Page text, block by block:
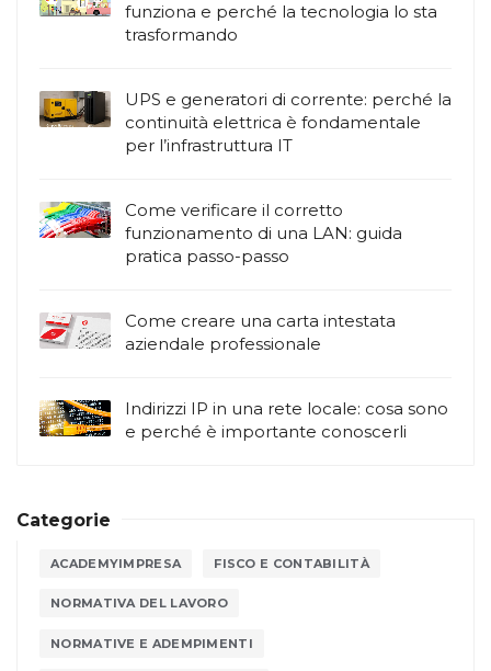
funziona e perché la tecnologia lo sta
trasformando
UPS e generatori di corrente: perché la
continuità elettrica è fondamentale
per l’infrastruttura IT
Come verificare il corretto
funzionamento di una LAN: guida
pratica passo-passo
Come creare una carta intestata
aziendale professionale
Indirizzi IP in una rete locale: cosa sono
e perché è importante conoscerli
Categorie
ACADEMYIMPRESA FISCO E CONTABILITÀ
NORMATIVA DEL LAVORO
NORMATIVE E ADEMPIMENTI